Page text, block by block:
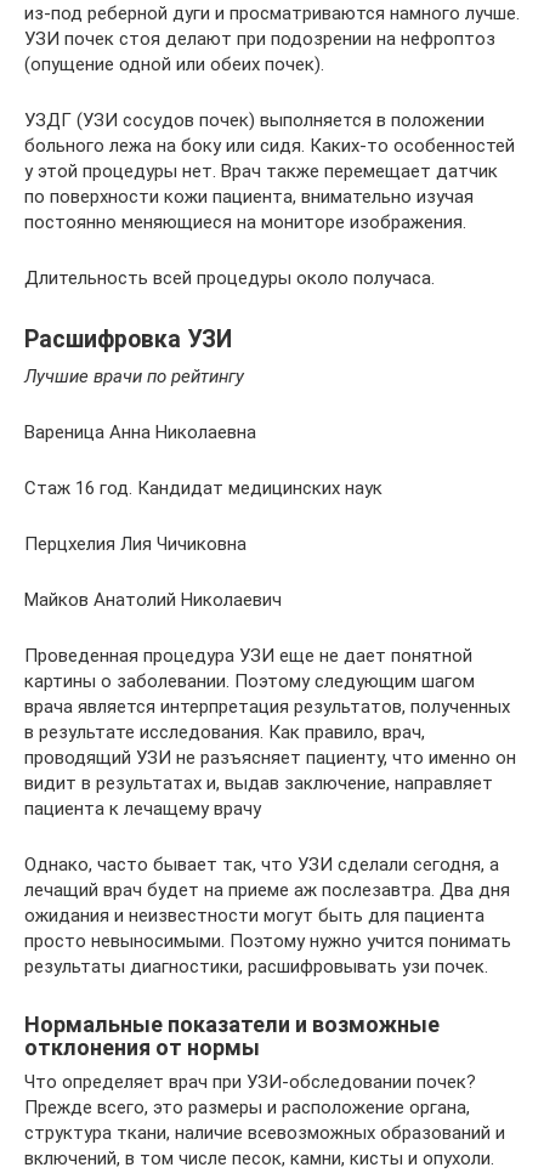
из-под реберной дуги и просматриваются намного лучше.
УЗИ почек стоя делают при подозрении на нефроптоз
(опущение одной или обеих почек).
УЗДГ (УЗИ сосудов почек) выполняется в положении
больного лежа на боку или сидя. Каких-то особенностей
у этой процедуры нет. Врач также перемещает датчик
по поверхности кожи пациента, внимательно изучая
постоянно меняющиеся на мониторе изображения.
Длительность всей процедуры около получаса.
Расшифровка УЗИ
Лучшие врачи по рейтингу
Вареница Анна Николаевна
Стаж 16 год. Кандидат медицинских наук
Перцхелия Лия Чичиковна
Майков Анатолий Николаевич
Проведенная процедура УЗИ еще не дает понятной
картины о заболевании. Поэтому следующим шагом
врача является интерпретация результатов, полученных
в результате исследования. Как правило, врач,
проводящий УЗИ не разъясняет пациенту, что именно он
видит в результатах и, выдав заключение, направляет
пациента к лечащему врачу
Однако, часто бывает так, что УЗИ сделали сегодня, а
лечащий врач будет на приеме аж послезавтра. Два дня
ожидания и неизвестности могут быть для пациента
просто невыносимыми. Поэтому нужно учится понимать
результаты диагностики, расшифровывать узи почек.
Нормальные показатели и возможные
отклонения от нормы
Что определяет врач при УЗИ-обследовании почек?
Прежде всего, это размеры и расположение органа,
структура ткани, наличие всевозможных образований и
включений, в том числе песок, камни, кисты и опухоли.